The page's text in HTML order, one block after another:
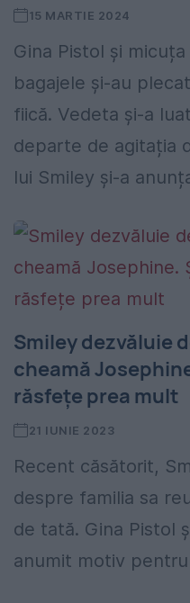
15 MARTIE 2024
Gina Pistol și
bagajele și-au
fiică. Vedeta și-a
departe de agitația
lui Smiley și-a
Smiley dezvăluie
cheamă
răsfețe prea mult
21 IUNIE 2023
Recent căsătorit,
despre familia sa
de tată. Gina Pistol
anumit motiv